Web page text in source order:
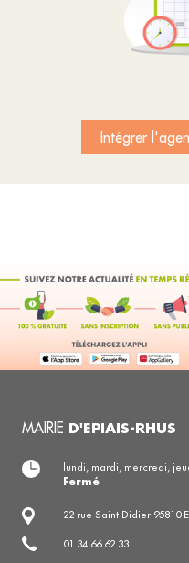
Intégrer
MAIRIE D'EPIAIS-RHUS
22 rue Saint Didier 95810
01 34 66 62 33
lundi, mardi, mercredi,
Fermé